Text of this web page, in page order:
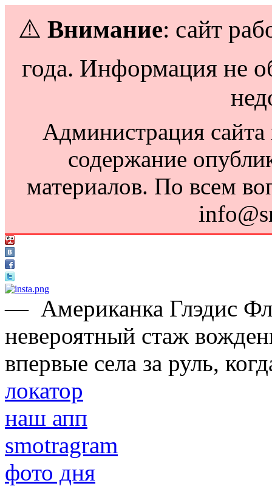
⚠️ Внимание: сайт
года. Информация не
Администрация сайта
содержание
материалов. По всем
— Американка Глэдис
невероятный стаж
впервые села за руль,
локатор
наш апп
smotragram
фото дня